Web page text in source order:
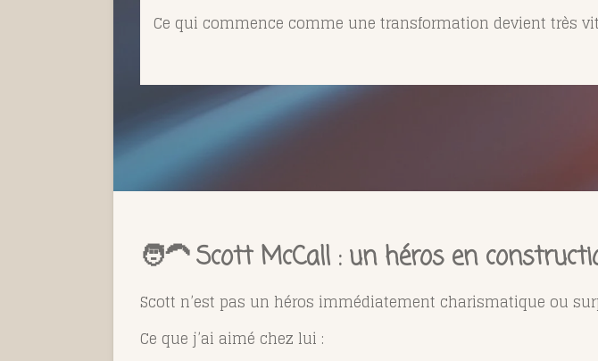
Ce qui commence comme une transformation devient très
🧑‍🦱 Scott McCall : un héros en
Scott n’est pas un héros immédiatement charismatique ou
Ce que j’ai aimé chez lui :